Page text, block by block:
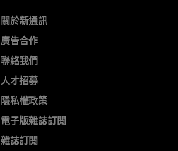
E-
mail
關於新通訊
廣告合作
聯絡我們
人才招募
隱私權政策
電子版雜誌訂閱
雜誌訂閱